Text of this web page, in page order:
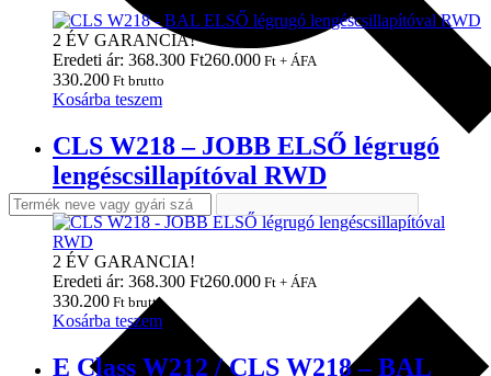
2 ÉV GARANCIA!
Eredeti ár: 368.300 Ft260.000 Ft + ÁFA
330.200 Ft brutto
Kosárba teszem
CLS W218 – JOBB ELSŐ légrugó
lengéscsillapítóval RWD
2 ÉV GARANCIA!
Eredeti ár: 368.300 Ft260.000 Ft + ÁFA
330.200 Ft brutto
Kosárba teszem
E Class W212 / CLS W218 – BAL